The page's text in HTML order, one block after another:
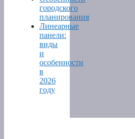
городского
планирования
Линеарные
панели:
виды
и
особенности
в
2026
году